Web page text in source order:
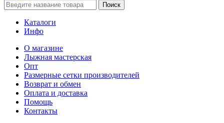
Поиск
Каталоги
Инфо
О магазине
Лыжная мастерская
Опт
Размерные сетки производителей
Возврат и обмен
Оплата и доставка
Помощь
Контакты